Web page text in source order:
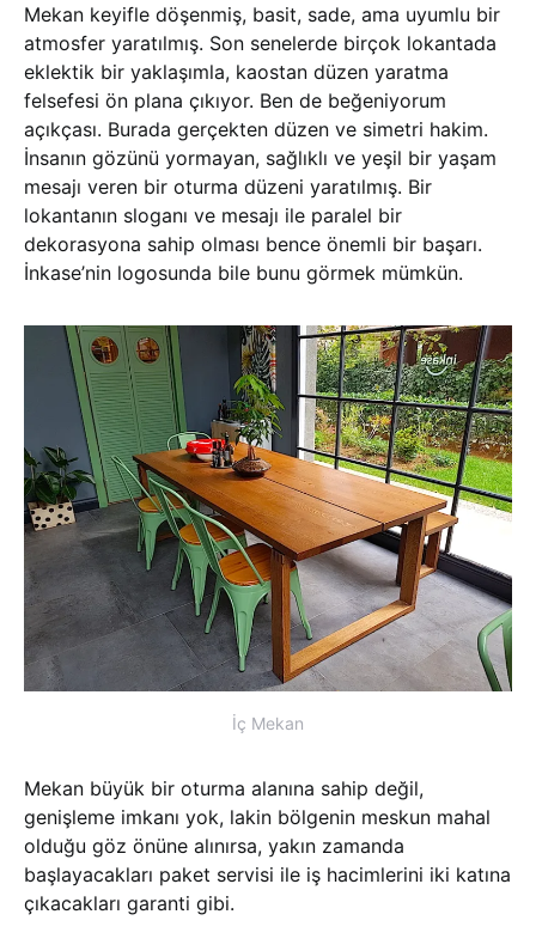
Mekan keyifle döşenmiş, basit, sade, ama uyumlu bir
atmosfer yaratılmış. Son senelerde birçok lokantada
eklektik bir yaklaşımla, kaostan düzen yaratma
felsefesi ön plana çıkıyor. Ben de beğeniyorum
açıkçası. Burada gerçekten düzen ve simetri hakim.
İnsanın gözünü yormayan, sağlıklı ve yeşil bir yaşam
mesajı veren bir oturma düzeni yaratılmış. Bir
lokantanın sloganı ve mesajı ile paralel bir
dekorasyona sahip olması bence önemli bir başarı.
İnkase’nin logosunda bile bunu görmek mümkün.
İç Mekan
Mekan büyük bir oturma alanına sahip değil,
genişleme imkanı yok, lakin bölgenin meskun mahal
olduğu göz önüne alınırsa, yakın zamanda
başlayacakları paket servisi ile iş hacimlerini iki katına
çıkacakları garanti gibi.